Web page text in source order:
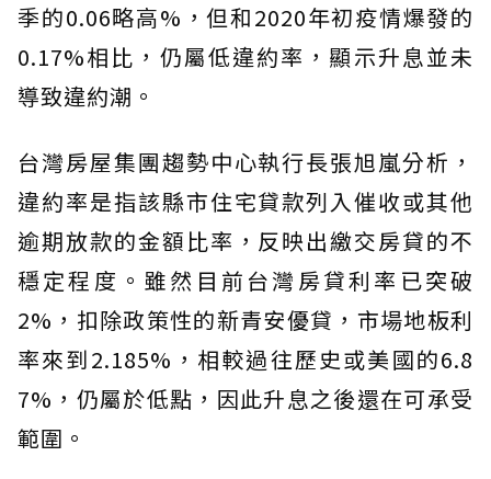
季的0.06略高%，但和2020年初疫情爆發的
0.17%相比，仍屬低違約率，顯示升息並未
導致違約潮。
台灣房屋集團趨勢中心執行長張旭嵐分析，
違約率是指該縣市住宅貸款列入催收或其他
逾期放款的金額比率，反映出繳交房貸的不
穩定程度。雖然目前台灣房貸利率已突破
2%，扣除政策性的新青安優貸，市場地板利
率來到2.185%，相較過往歷史或美國的6.8
7%，仍屬於低點，因此升息之後還在可承受
範圍。